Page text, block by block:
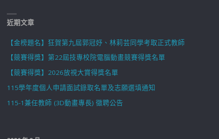
近期文章
【金榜題名】狂賀第九屆郭冠妤、林莉芸同學考取正式教師
【競賽得獎】第22屆技專校院電腦動畫競賽得獎名單
【競賽得獎】2026放視大賞得獎名單
115學年度個人申請面試錄取名單及志願選填通知
115-1兼任教師 (3D動畫專長) 徵聘公告